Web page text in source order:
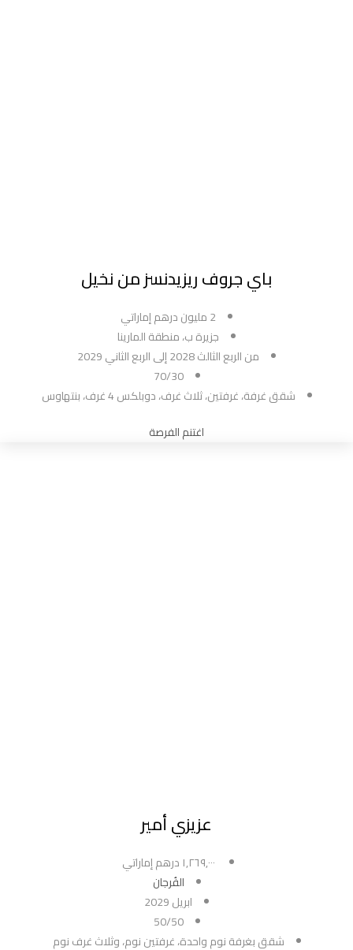
باي جروف ريزيدنسز من نخيل
2 مليون درهم إماراتي
جزيرة ب، منطقة المارينا
من الربع الثالث 2028 إلى الربع الثاني 2029
70/30
شقق غرفة، غرفتين، ثلاث غرف، دوبلكس 4 غرف، بنتهاوس
اغتنم الفرصة
عزيزي أمير
الفُرجان
ابريل 2029
50/50
شقق بغرفة نوم واحدة، غرفتين نوم، وثلاث غرف نوم